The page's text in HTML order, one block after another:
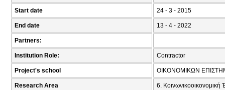
Start date 24 - 3 - 2015
End date 13 - 4 - 2022
Partners:
Institution Role: Contractor
Project's school ΟΙΚΟΝΟΜΙΚΩΝ
Research Area 6. Κοινωνικοοικονομική